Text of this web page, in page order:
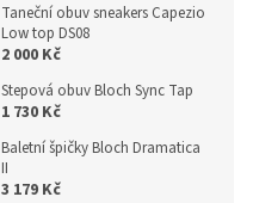
Taneční obuv sneakers Capezio
Low top DS08
2 000 Kč
Stepová obuv Bloch Sync Tap
1 730 Kč
Baletní špičky Bloch Dramatica
II
3 179 Kč